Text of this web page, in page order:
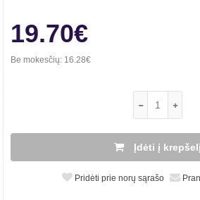
19.70€
Be mokesčių: 16.28€
Įdėti į krepšelį
Pridėti prie norų sąrašo